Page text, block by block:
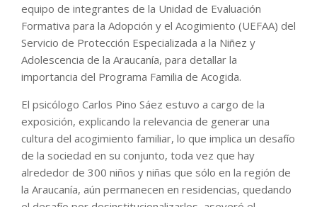
equipo de integrantes de la Unidad de Evaluación
Formativa para la Adopción y el Acogimiento (UEFAA) del
Servicio de Protección Especializada a la Niñez y
Adolescencia de la Araucanía, para detallar la
importancia del Programa Familia de Acogida.
El psicólogo Carlos Pino Sáez estuvo a cargo de la
exposición, explicando la relevancia de generar una
cultura del acogimiento familiar, lo que implica un desafío
de la sociedad en su conjunto, toda vez que hay
alrededor de 300 niños y niñas que sólo en la región de
la Araucanía, aún permanecen en residencias, quedando